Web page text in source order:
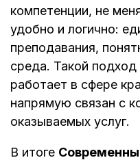
компетенции, не
удобно и логично:
преподавания,
среда. Такой
работает в сфере
напрямую связан с
оказываемых услуг.
В итоге